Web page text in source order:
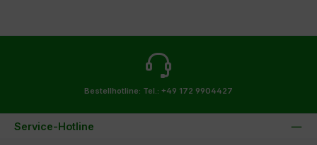
Bestellhotline: Tel.: +49 172 9904427
Service-Hotline